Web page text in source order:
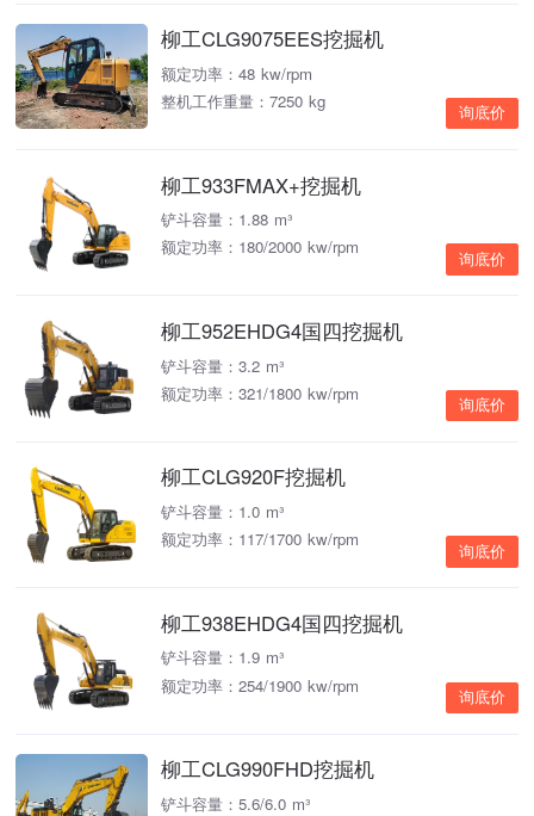
柳工CLG9075EES挖掘机
额定功率：48 kw/rpm
整机工作重量：7250 kg
询底价
柳工933FMAX+挖掘机
铲斗容量：1.88 m³
额定功率：180/2000 kw/rpm
询底价
柳工952EHDG4国四挖掘机
铲斗容量：3.2 m³
额定功率：321/1800 kw/rpm
询底价
柳工CLG920F挖掘机
铲斗容量：1.0 m³
额定功率：117/1700 kw/rpm
询底价
柳工938EHDG4国四挖掘机
铲斗容量：1.9 m³
额定功率：254/1900 kw/rpm
询底价
柳工CLG990FHD挖掘机
铲斗容量：5.6/6.0 m³